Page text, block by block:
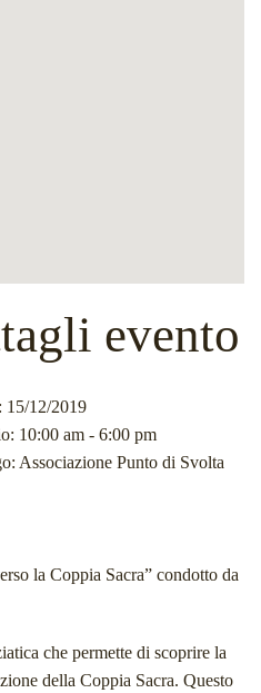
evento
: 15/12/2019
: 10:00 am - 6:00 pm
: Associazione Punto di Svolta
la Coppia Sacra” condotto da
che permette di scoprire la
della Coppia Sacra. Questo